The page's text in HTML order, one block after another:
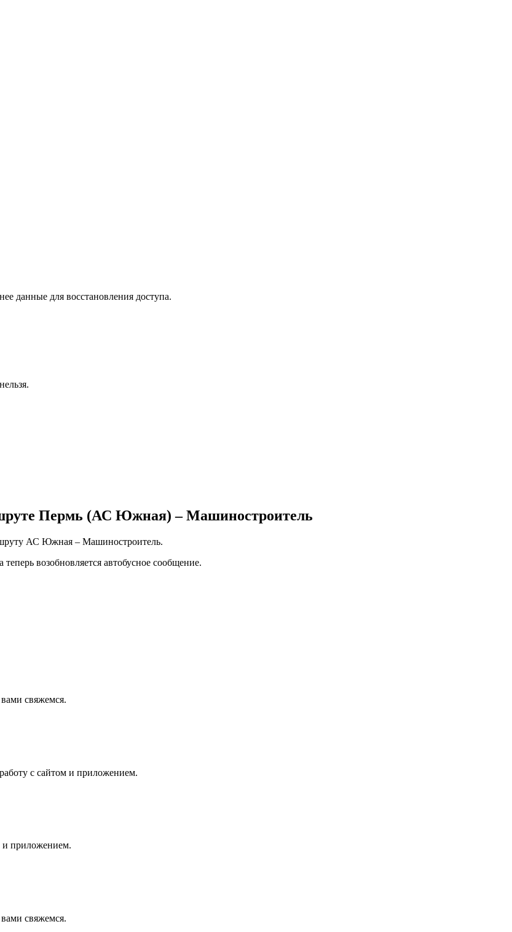
данные для восстановления доступа.
Пермь (АС Южная) – Машиностроитель
АС Южная – Машиностроитель.
возобновляется автобусное сообщение.
свяжемся.
с сайтом и приложением.
и приложением.
свяжемся.